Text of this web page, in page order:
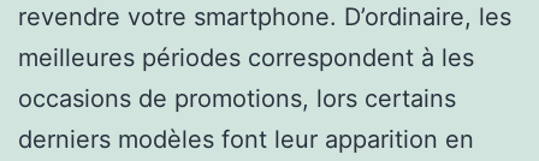
revendre votre smartphone. D’ordinaire, les
meilleures périodes correspondent à les
occasions de promotions, lors certains
derniers modèles font leur apparition en